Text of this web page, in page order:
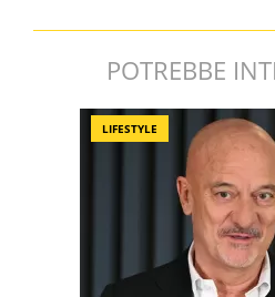
POTREBBE
LIFESTYLE